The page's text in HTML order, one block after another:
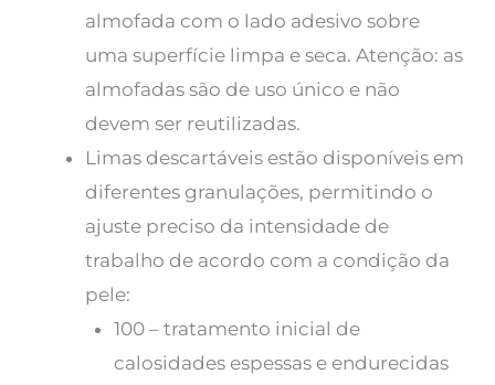
almofada com o lado adesivo sobre
uma superfície limpa e seca. Atenção: as
almofadas são de uso único e não
devem ser reutilizadas.
Limas descartáveis ​​estão disponíveis em
diferentes granulações, permitindo o
ajuste preciso da intensidade de
trabalho de acordo com a condição da
pele:
100 – tratamento inicial de
calosidades espessas e endurecidas